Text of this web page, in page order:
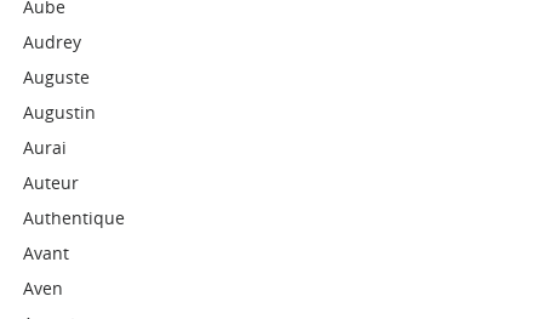
Aube
Audrey
Auguste
Augustin
Aurai
Auteur
Authentique
Avant
Aven